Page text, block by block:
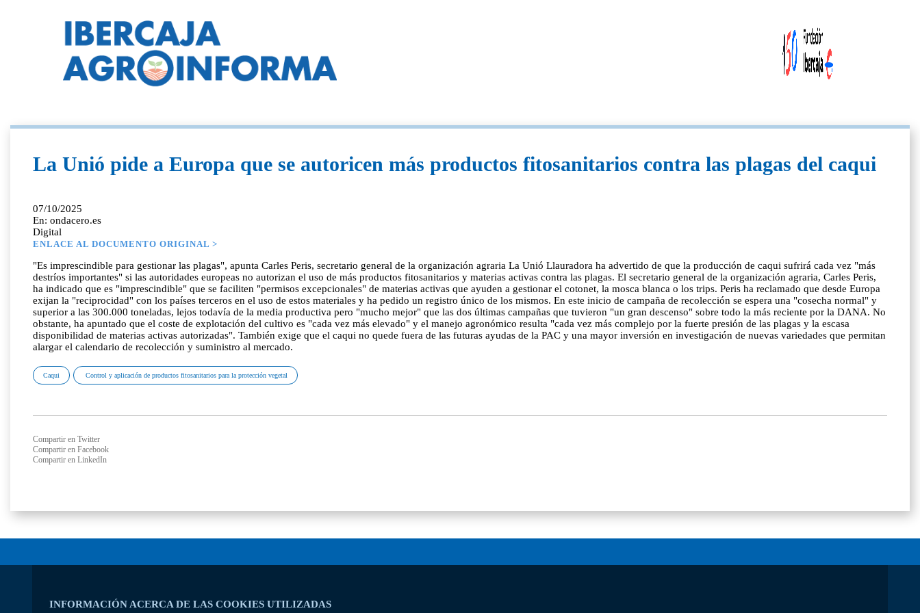
INFORMACIÓN ACERCA DE LAS COOKIES UTILIZADAS
La Unió pide a Europa que se autoricen más productos fitosanitarios contra las plagas del caqui
07/10/2025
En: ondacero.es
Digital
ENLACE AL DOCUMENTO ORIGINAL >
"Es imprescindible para gestionar las plagas", apunta Carles Peris, secretario general de la organización agraria La Unió Llauradora ha advertido de que la producción de caqui sufrirá cada vez "más
destríos importantes" si las autoridades europeas no autorizan el uso de más productos fitosanitarios y materias activas contra las plagas. El secretario general de la organización agraria, Carles Peris,
ha indicado que es "imprescindible" que se faciliten "permisos excepcionales" de materias activas que ayuden a gestionar el cotonet, la mosca blanca o los trips. Peris ha reclamado que desde Europa
exijan la "reciprocidad" con los países terceros en el uso de estos materiales y ha pedido un registro único de los mismos. En este inicio de campaña de recolección se espera una "cosecha normal" y
superior a las 300.000 toneladas, lejos todavía de la media productiva pero "mucho mejor" que las dos últimas campañas que tuvieron "un gran descenso" sobre todo la más reciente por la DANA. No
obstante, ha apuntado que el coste de explotación del cultivo es "cada vez más elevado" y el manejo agronómico resulta "cada vez más complejo por la fuerte presión de las plagas y la escasa
disponibilidad de materias activas autorizadas". También exige que el caqui no quede fuera de las futuras ayudas de la PAC y una mayor inversión en investigación de nuevas variedades que permitan
alargar el calendario de recolección y suministro al mercado.
Caqui Control y aplicación de productos fitosanitarios para la protección vegetal
Compartir en Twitter
Compartir en Facebook
Compartir en LinkedIn